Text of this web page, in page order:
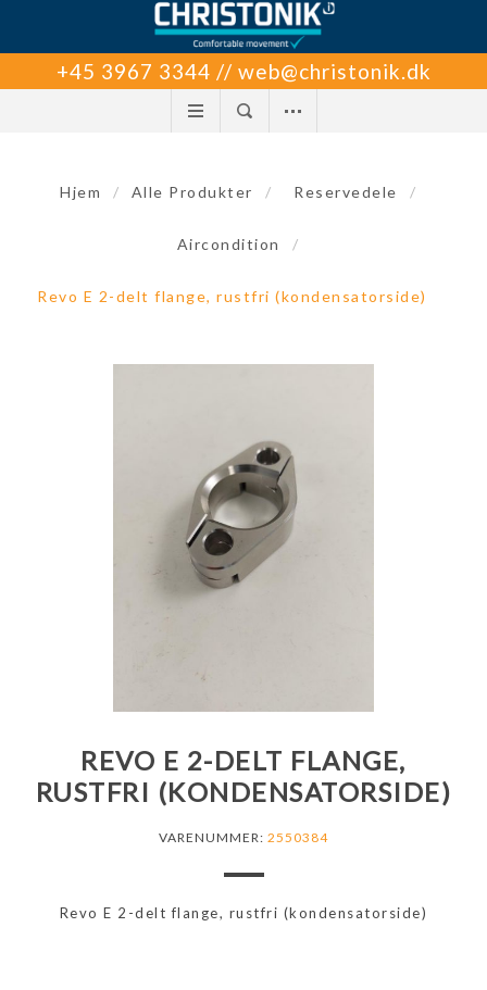
+45 3967 3344 // web@christonik.dk
Hjem / Alle Produkter / Reservedele /
Aircondition /
Revo E 2-delt flange, rustfri (kondensatorside)
REVO E 2-DELT FLANGE,
RUSTFRI (KONDENSATORSIDE)
VARENUMMER: 2550384
Revo E 2-delt flange, rustfri (kondensatorside)